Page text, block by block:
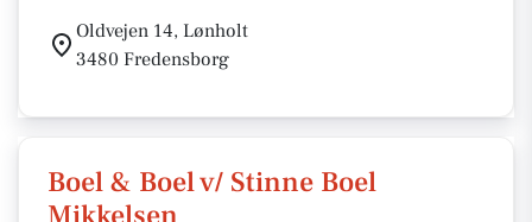
Oldvejen 14, Lønholt
3480 Fredensborg
Boel & Boel v/ Stinne Boel